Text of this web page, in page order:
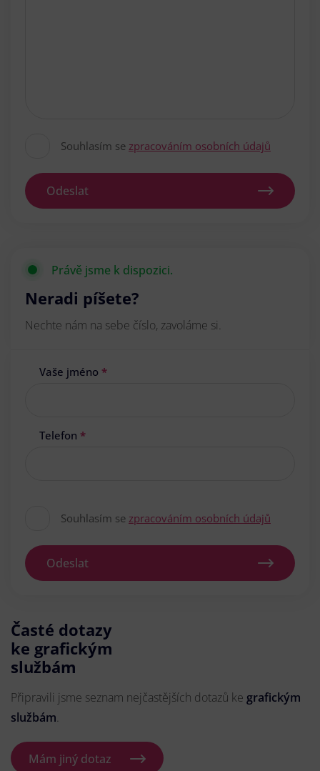
Souhlasím se zpracováním osobních údajů
Odeslat
Právě jsme k dispozici.
Neradi píšete?
Nechte nám na sebe číslo, zavoláme si.
Vaše jméno *
Telefon *
Souhlasím se zpracováním osobních údajů
Odeslat
Časté dotazy
ke grafickým
službám
Připravili jsme seznam nejčastějších dotazů ke grafickým
službám.
Mám jiný dotaz